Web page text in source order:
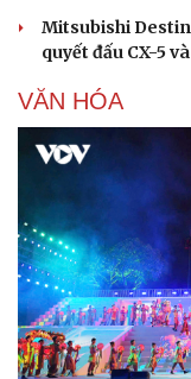
Mitsubishi
quyết đấu CX-5
VĂN HÓA